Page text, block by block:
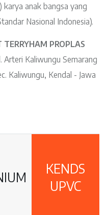
karya anak bangsa yang
Nasional Indonesia).
TERRYHAM PROPLAS
Arteri Kaliwungu Semarang
Kaliwungu, Kendal - Jawa
KENDS
UPVC